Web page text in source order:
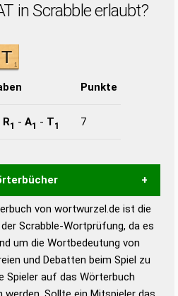
in Scrabble erlaubt?
Punkte
R1 - A1 - T1 7
eines semantischen
gute Anhaltspunkte zu
und Wortform, um die
das Scrabble-Spiel zu
Turnier Scrabble-
von wortwurzel.de ist die
Scrabble-Wortprüfung, da es
um die Wortbedeutung von
und Debatten beim Spiel zu
Spieler auf das Wörterbuch